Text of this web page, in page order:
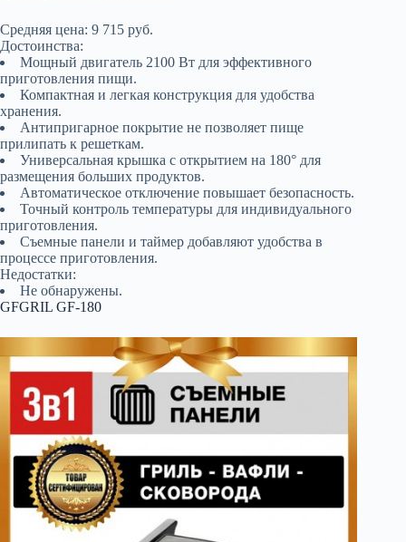
Средняя цена: 9 715 руб.
Достоинства:
Мощный двигатель 2100 Вт для эффективного
приготовления пищи.
Компактная и легкая конструкция для удобства
хранения.
Антипригарное покрытие не позволяет пище
прилипать к решеткам.
Универсальная крышка с открытием на 180° для
размещения больших продуктов.
Автоматическое отключение повышает безопасность.
Точный контроль температуры для индивидуального
приготовления.
Съемные панели и таймер добавляют удобства в
процессе приготовления.
Недостатки:
Не обнаружены.
GFGRIL GF-180